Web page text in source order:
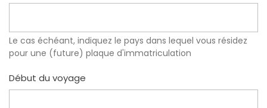
Le cas échéant, indiquez le pays dans lequel vous résidez
pour une (future) plaque d'immatriculation
Début du voyage